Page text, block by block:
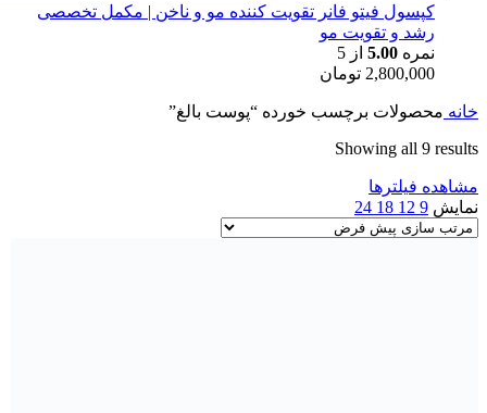
کپسول فیتو فانر تقویت کننده مو و ناخن | مکمل تخصصی
رشد و تقویت مو
نمره 5.00 از 5
2,800,000 تومان
خانه محصولات برچسب خورده “پوست بالغ”
Showing all 9 results
مشاهده فیلترها
نمایش 9
12
18
24